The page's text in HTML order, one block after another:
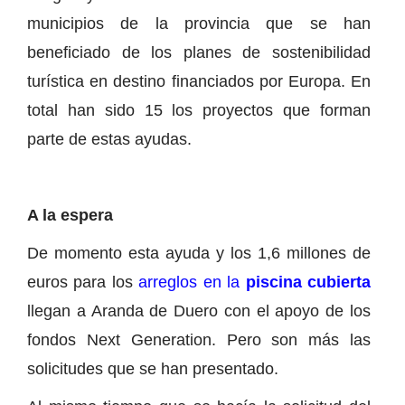
municipios de la provincia que se han
beneficiado de los planes de sostenibilidad
turística en destino financiados por Europa. En
total han sido 15 los proyectos que forman
parte de estas ayudas.
A la espera
De momento esta ayuda y los 1,6 millones de
euros para losarreglos en la piscina cubierta
llegan a Aranda de Duero con el apoyo de los
fondos Next Generation. Pero son más las
solicitudes que se han presentado.